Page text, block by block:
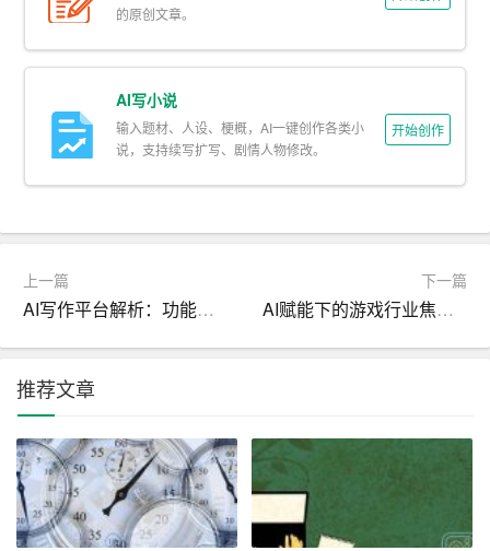
1. 简历制作：制作一份简洁、明了、具有针对性的简历，
突出自己的优势和特长。
面试准备：熟悉面试流程和常见面试问题，进行模拟面
试，提高自己的应对能力。
径，广泛寻找就业信息。
四、持续发展
2. 职业规划调整：根据职场实际情况，适时调整自己的职
业规划。
3. 终身学习：在工作中不断学习新知识、新技能，提升自
己的职业素养。
的原创文章。
AI写小说
输入题材、人设、梗概，AI一键创作各类小
说，支持续写扩写、剧情人物修改。
开始创作
上一篇
AI写作平台解析：功能与优势全解析，2024年智能写作新趋势
下一篇
AI赋能下的游戏行业焦虑与机遇：2024年市场分析与应对策略
推荐文章